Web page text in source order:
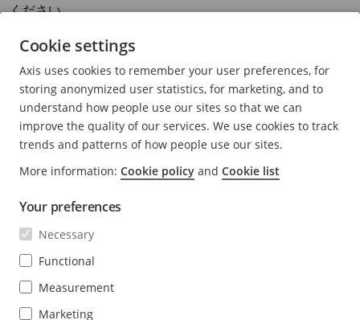
ください。
私の会社でのNIS 2への準拠について
Axisはどのようなサポートを提供し
ていますか?
NIS 2に関する記事をご覧ください。
(CRA) への準拠
CRAコンプライアンスに関する
い。
Cookie settings
Axis uses cookies to remember your user preferences, for
storing anonymized user statistics, for marketing, and to
understand how people use our sites so that we can
improve the quality of our services. We use cookies to track
trends and patterns of how people use our sites.
More information: Cookie policy and Cookie list
Your preferences
Necessary
Functional
Measurement
Marketing